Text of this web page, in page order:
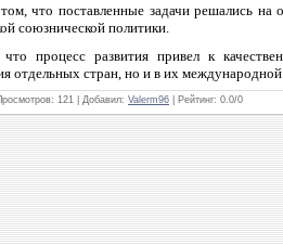
что поставленные задачи решались
союзнической политики.
процесс развития привел к
отдельных стран, но и в их
121 | Добавил: Valerm96 | Рейтинг: 0.0/0